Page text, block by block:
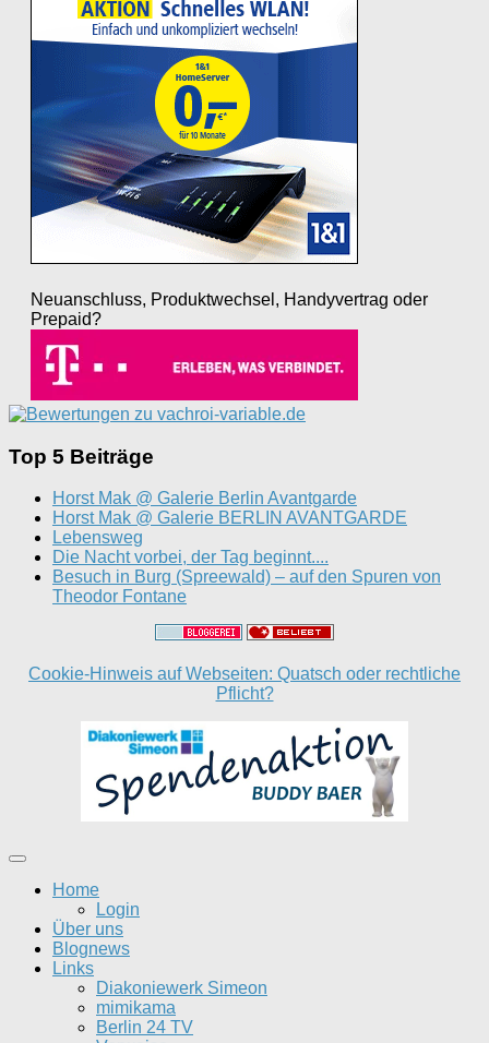
Neuanschluss, Produktwechsel, Handyvertrag oder
Prepaid?
Top 5 Beiträge
Horst Mak @ Galerie Berlin Avantgarde
Horst Mak @ Galerie BERLIN AVANTGARDE
Lebensweg
Die Nacht vorbei, der Tag beginnt....
Besuch in Burg (Spreewald) – auf den Spuren von
Theodor Fontane
Cookie-Hinweis auf Webseiten: Quatsch oder rechtliche
Pflicht?
Home
Login
Über uns
Blognews
Links
Diakoniewerk Simeon
mimikama
Berlin 24 TV